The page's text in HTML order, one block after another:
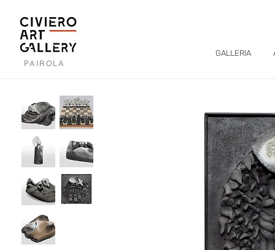
GALLERIA
PAIROLA